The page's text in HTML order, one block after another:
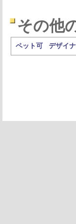
その他
ペット可 デザイ